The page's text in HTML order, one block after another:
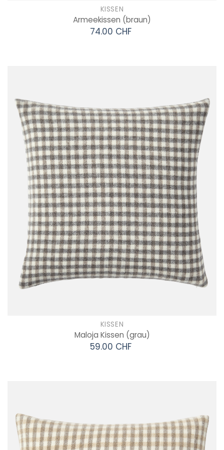
KISSEN
Armeekissen (braun)
74.00 CHF
KISSEN
Maloja Kissen (grau)
59.00 CHF